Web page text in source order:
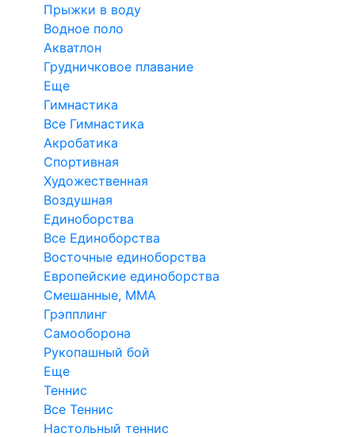
Прыжки в воду
Водное поло
Акватлон
Грудничковое плавание
Еще
Гимнастика
Все Гимнастика
Акробатика
Спортивная
Художественная
Воздушная
Единоборства
Все Единоборства
Восточные единоборства
Европейские единоборства
Смешанные, ММА
Грэпплинг
Самооборона
Рукопашный бой
Еще
Теннис
Все Теннис
Настольный теннис